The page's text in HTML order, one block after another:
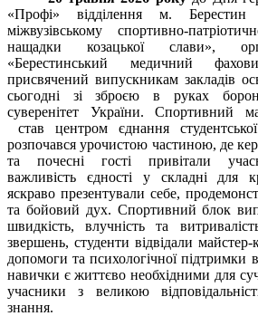
«Профі» відділення м.
міжвузівському спортивно-
нащадки козацької слави»,
«Берестинський медичний
присвячений випускникам закладів
сьогодні зі зброєю в руках
суверенітет України. Спортивний
став центром єднання
розпочався урочистою частиною, де
та почесні гості привітали
важливість єдності у складні для
яскраво презентували себе,
та бойовий дух. Спортивний блок
швидкість, влучність та
звершень, студенти відвідали
допомоги та психологічної підтримки
навички є життєво необхідними для
учасники з великою
знання.